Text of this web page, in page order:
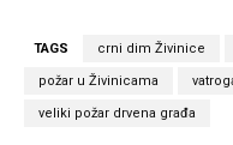
TAGS crni dim Živinice
požar u Živinicama
veliki požar drvena građa